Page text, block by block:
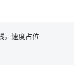
，速度占位